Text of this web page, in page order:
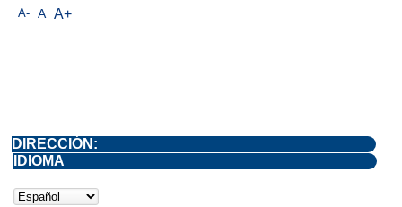
A- A A+
DIRECCIÓN:
IDIOMA